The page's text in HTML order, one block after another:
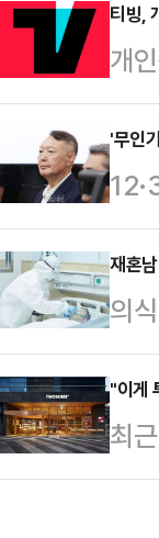
중
휴
으
길
관
했
티빙,
개
수
보
출
출
베
을
고,
'무인
혐
다
이
이
여
을
고
재혼
의
이
면
에
에
"이게
최
(투